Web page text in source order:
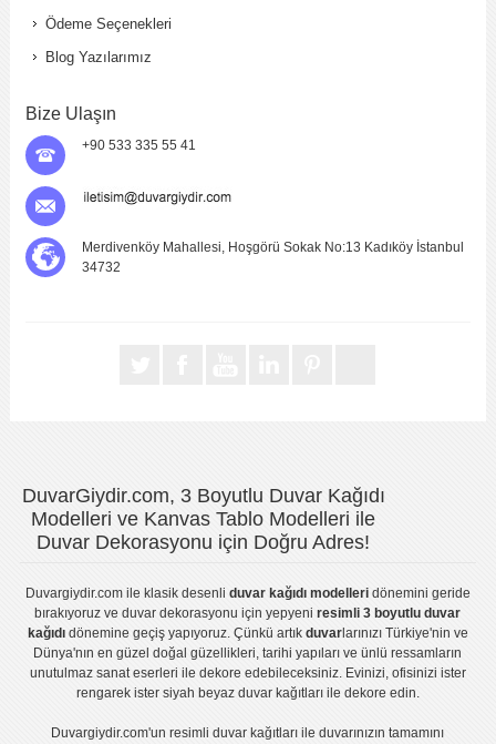
Ödeme Seçenekleri
Blog Yazılarımız
Bize Ulaşın
+90 533 335 55 41
Merdivenköy Mahallesi, Hoşgörü Sokak No:13 Kadıköy İstanbul
34732
DuvarGiydir.com, 3 Boyutlu Duvar Kağıdı
Modelleri ve Kanvas Tablo Modelleri ile
Duvar Dekorasyonu için Doğru Adres!
Duvargiydir.comile klasik desenli duvar kağıdı modelleridönemini geride
bırakıyoruz veduvar dekorasyonu için yepyeniresimli 3 boyutlu duvar
kağıdıdönemine geçiş yapıyoruz. Çünkü artık duvarlarınızı Türkiye'nin ve
Dünya'nın en güzel doğal güzellikleri, tarihi yapıları ve ünlü ressamların
unutulmaz sanat eserleri ile dekore edebileceksiniz. Evinizi, ofisinizi ister
rengarek ister siyah beyaz duvar kağıtlarıile dekore edin.
Duvargiydir.com'unresimli duvar kağıtları ile duvarınızın tamamını